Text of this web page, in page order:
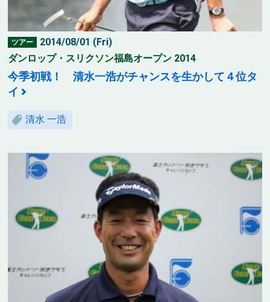
ツアー
2014/08/01 (Fri)
ダンロップ・スリクソン福島オープン 2014
今季初戦！ 清水一浩がチャンスを生かして４位タ
イ
清水 一浩